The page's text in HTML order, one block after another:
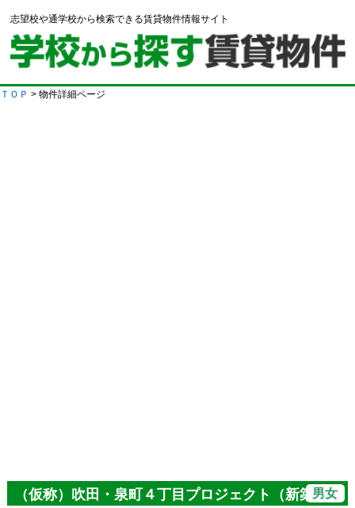
志望校や通学校から検索できる賃貸物件情報サイト
ＴＯＰ > 物件詳細ページ
（仮称）吹田・泉町４丁目プロジェクト（新築）
男女